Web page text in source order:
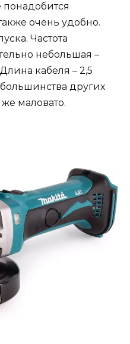
понадобится
очень удобно.
Частота
небольшая –
кабеля – 2,5
других
маловато.